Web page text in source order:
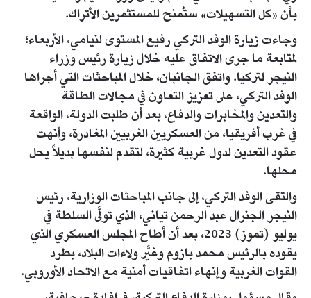
بأن «كل التسهيلات» ستُمنح للمستثمرين الأتراك.
وجاءت زيارة الوفد التركي رفيع المستوى لنيامي، الأربعاء؛
لمتابعة ما جرى الاتفاق عليه خلال زيارة رئيس وزراء
النيجر لتركيا. واتفق الجانبان، خلال المباحثات التي أجراها
الوفد التركي، على تعزيز التعاون في مجالات الطاقة
والتعدين والمخابرات والدفاع، بعد أن طلبت الدولة، الواقعة
في غرب أفريقيا، من العسكريين الغربيين المغادرة، وأنهت
عقود التعدين لدول غربية كثيرة، لتقدم لنفسها بديلاً يحل
محلها.
والتقى الوفد التركي، إلى جانب المباحثات الوزارية، رئيس
النيجر الجنرال عبد الرحمن تياني، الذي تولَّى السلطة في
يوليو (تموز) 2023، بعد أن أطاح المجلس العسكري الذي
يقوده بالرئيس محمد بازوم وغيَّر ولاءات البلاد، بطرد
القوات الغربية وإنهاء اتفاقيات أمنية مع الاتحاد الأوروبي.